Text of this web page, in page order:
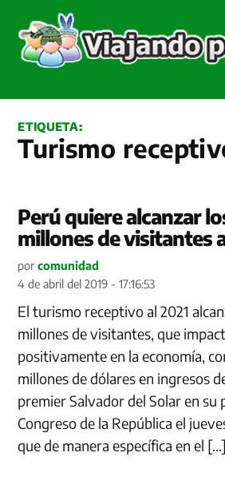
contenido
ETIQUETA:
Turismo
Perú quiere alcanzar
millones de visitantes
por comunidad
4 de abril del 2019 - 17:16:53
El turismo receptivo al 2021
millones de visitantes, que
positivamente en la economía,
millones de dólares en ingresos
premier Salvador del Solar en su
Congreso de la República el
que de manera específica en el […]